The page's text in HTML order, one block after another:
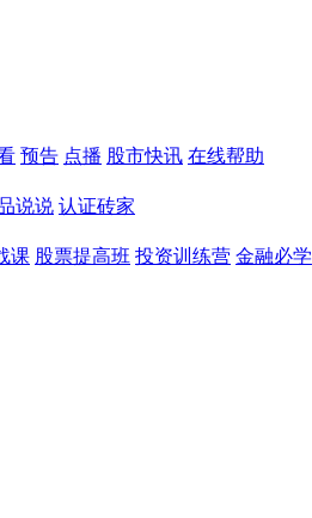
预告 点播 股市快讯 在线帮助
说说 认证砖家
课 股票提高班 投资训练营 金融必学